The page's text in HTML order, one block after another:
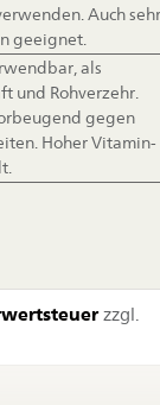
Auch sehr
geeignet.
als
und Rohverzehr.
gegen
Hoher Vitamin-
zzgl.